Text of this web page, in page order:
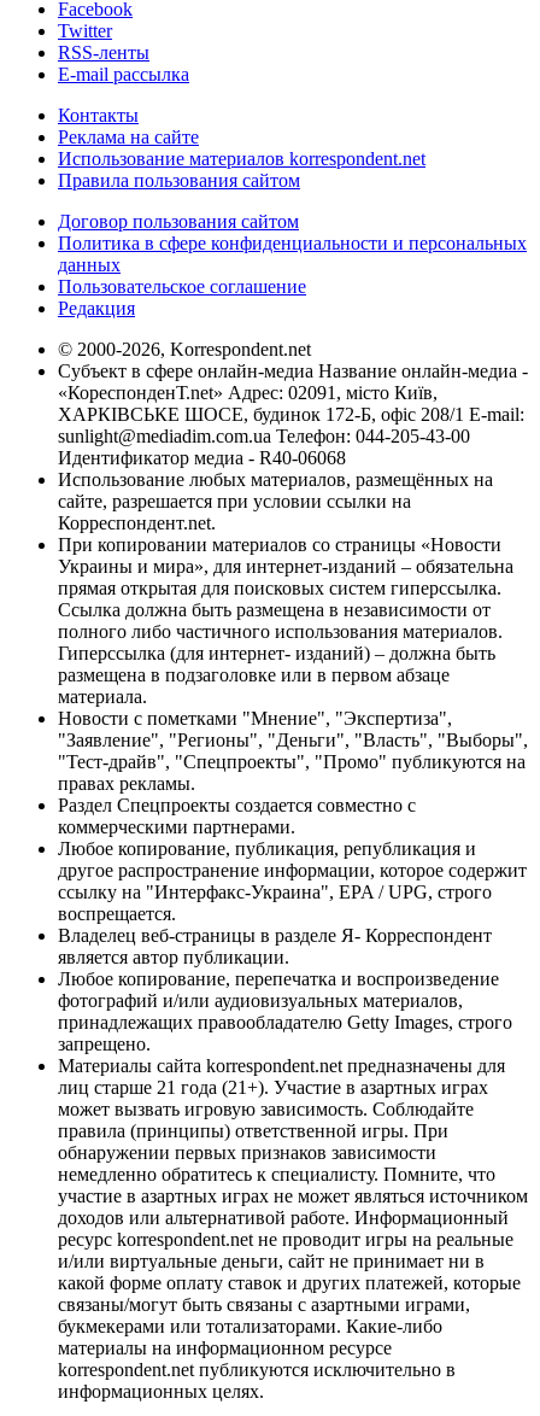
Facebook
Twitter
RSS-ленты
E-mail рассылка
Контакты
Реклама на сайте
Использование материалов korrespondent.net
Правила пользования сайтом
Договор пользования сайтом
Политика в сфере конфиденциальности и персональных
данных
Пользовательское соглашение
Редакция
© 2000-2026, Korrespondent.net
Субъект в сфере онлайн-медиа Название онлайн-медиа -
«КореспонденТ.net» Адрес: 02091, місто Київ,
ХАРКІВСЬКЕ ШОСЕ, будинок 172-Б, офіс 208/1 E-mail:
sunlight@mediadim.com.ua Телефон: 044-205-43-00
Идентификатор медиа - R40-06068
Использование любых материалов, размещённых на
сайте, разрешается при условии ссылки на
Корреспондент.net.
При копировании материалов со страницы «Новости
Украины и мира», для интернет-изданий – обязательна
прямая открытая для поисковых систем гиперссылка.
Ссылка должна быть размещена в независимости от
полного либо частичного использования материалов.
Гиперссылка (для интернет- изданий) – должна быть
размещена в подзаголовке или в первом абзаце
материала.
Новости с пометками "Мнение", "Экспертиза",
"Заявление", "Регионы", "Деньги", "Власть", "Выборы",
"Тест-драйв", "Спецпроекты", "Промо" публикуются на
правах рекламы.
Раздел Спецпроекты создается совместно с
коммерческими партнерами.
Любое копирование, публикация, републикация и
другое распространение информации, которое содержит
ссылку на "Интерфакс-Украина", EPA / UPG, строго
воспрещается.
Владелец веб-страницы в разделе Я- Корреспондент
является автор публикации.
Любое копирование, перепечатка и воспроизведение
фотографий и/или аудиовизуальных материалов,
принадлежащих правообладателю Getty Images, строго
запрещено.
Материалы сайта korrespondent.net предназначены для
лиц старше 21 года (21+). Участие в азартных играх
может вызвать игровую зависимость. Соблюдайте
правила (принципы) ответственной игры. При
обнаружении первых признаков зависимости
немедленно обратитесь к специалисту. Помните, что
участие в азартных играх не может являться источником
доходов или альтернативой работе. Информационный
ресурс korrespondent.net не проводит игры на реальные
и/или виртуальные деньги, сайт не принимает ни в
какой форме оплату ставок и других платежей, которые
связаны/могут быть связаны с азартными играми,
букмекерами или тотализаторами. Какие-либо
материалы на информационном ресурсе
korrespondent.net публикуются исключительно в
информационных целях.